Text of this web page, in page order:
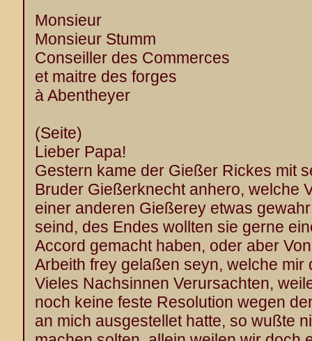
Monsieur
Monsieur Stumm
Conseiller des Commerces
et maitre des forges
à Abentheyer
(Seite)
Lieber Papa!
Gestern kame der Gießer Rickes mit
Bruder Gießerknecht anhero, welche
einer anderen Gießerey etwas
seind, des Endes wollten sie gerne
Accord gemacht haben, oder aber
Arbeith frey gelaßen seyn, welche mir
Vieles Nachsinnen Verursachten,
noch keine feste Resolution wegen
an mich ausgestellet hatte, so wußte